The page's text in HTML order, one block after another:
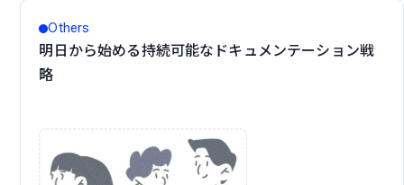
Others
明日から始める持続可能なドキュメンテーション戦
略